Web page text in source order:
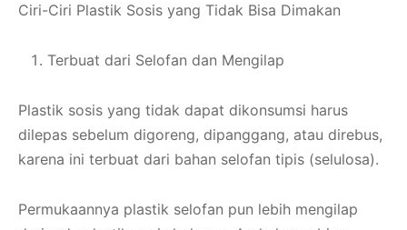
Ciri-Ciri Plastik Sosis yang Tidak Bisa Dimakan
Terbuat dari Selofan dan Mengilap
Plastik sosis yang tidak dapat dikonsumsi harus
dilepas sebelum digoreng, dipanggang, atau direbus,
karena ini terbuat dari bahan selofan tipis (selulosa).
Permukaannya plastik selofan pun lebih mengilap